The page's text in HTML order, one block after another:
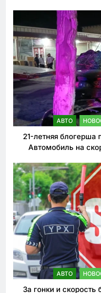
АВТО
21-летняя
Автомобиль на
АВТО
За гонки и